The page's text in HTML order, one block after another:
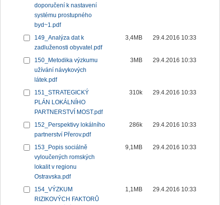
doporučení k nastavení
systému prostupného
byd~1.pdf
149_Analýza dat k
zadluženosti obyvatel.pdf
3,4MB 29.4.2016 10:33
150_Metodika výzkumu
užívání návykových
látek.pdf
3MB 29.4.2016 10:33
151_STRATEGICKÝ
PLÁN LOKÁLNÍHO
PARTNERSTVÍ MOST.pdf
310k 29.4.2016 10:33
152_Perspektivy lokálního
partnerství Přerov.pdf
286k 29.4.2016 10:33
153_Popis sociálně
vyloučených romských
lokalit v regionu
Ostravska.pdf
9,1MB 29.4.2016 10:33
154_VÝZKUM
RIZIKOVÝCH FAKTORŮ
1,1MB 29.4.2016 10:33